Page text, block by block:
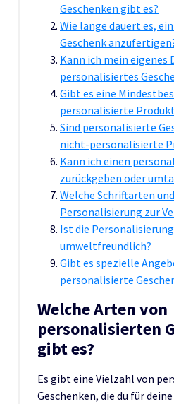
Geschenken gibt es?
Wie lange dauert es,
Geschenk
Kann ich mein eigenes
personalisiertes
Gibt es eine
personalisierte
Sind personalisierte
nicht-personalisierte
Kann ich einen
zurückgeben oder
Welche Schriftarten
Personalisierung zur
Ist die
umweltfreundlich?
Gibt es spezielle
personalisierte
Welche Arten von
personalisierten
gibt es?
Es gibt eine Vielzahl von
Geschenken, die du für